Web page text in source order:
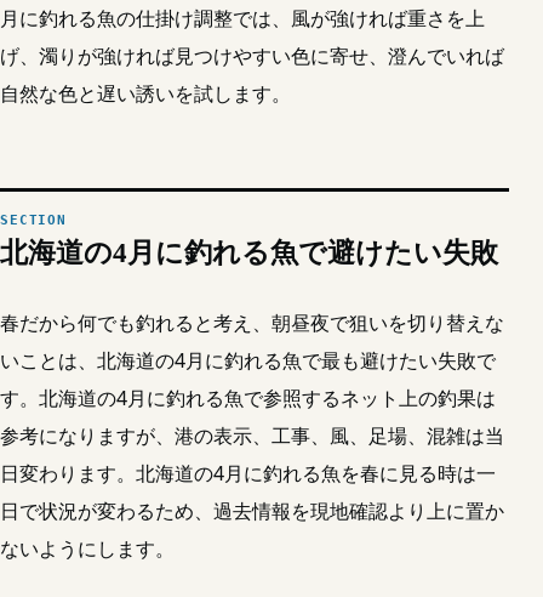
月に釣れる魚の仕掛け調整では、風が強ければ重さを上
げ、濁りが強ければ見つけやすい色に寄せ、澄んでいれば
自然な色と遅い誘いを試します。
北海道の4月に釣れる魚で避けたい失敗
春だから何でも釣れると考え、朝昼夜で狙いを切り替えな
いことは、北海道の4月に釣れる魚で最も避けたい失敗で
す。北海道の4月に釣れる魚で参照するネット上の釣果は
参考になりますが、港の表示、工事、風、足場、混雑は当
日変わります。北海道の4月に釣れる魚を春に見る時は一
日で状況が変わるため、過去情報を現地確認より上に置か
ないようにします。